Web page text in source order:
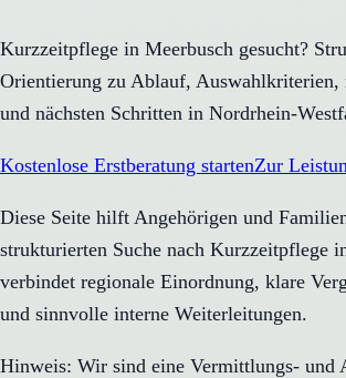
Kurzzeitpflege in Meerbusch gesucht?
Orientierung zu Ablauf, Auswahlkriterien,
und nächsten Schritten in Nordrhein-
Kostenlose Erstberatung startenZur
Diese Seite hilft Angehörigen und
strukturierten Suche nach Kurzzeitpflege
verbindet regionale Einordnung, klare
und sinnvolle interne Weiterleitungen.
Hinweis: Wir sind eine Vermittlungs- und